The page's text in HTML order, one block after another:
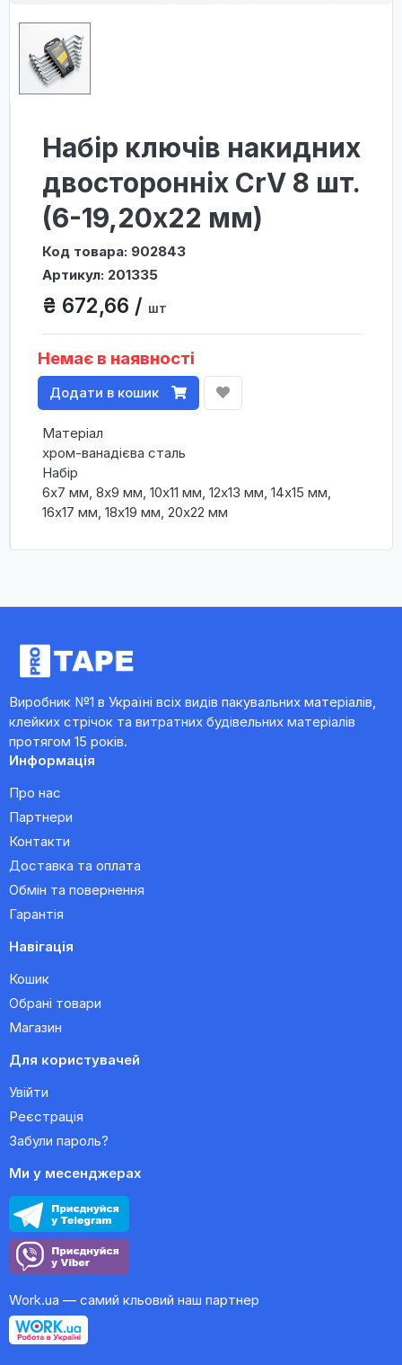
Набір ключів накидних
двосторонніх CrV 8 шт.
(6-19,20x22 мм)
Код товара: 902843
Артикул: 201335
₴ 672,66 / шт
Немає в наявності
Додати в кошик
Матеріал
хром-ванадієва сталь
Набір
6х7 мм, 8х9 мм, 10х11 мм, 12х13 мм, 14х15 мм,
16х17 мм, 18х19 мм, 20х22 мм
Виробник №1 в Україні всіх видів пакувальних матеріалів,
клейких стрічок та витратних будівельних матеріалів
протягом 15 років.
Информація
Про нас
Партнери
Контакти
Доставка та оплата
Обмін та повернення
Гарантія
Навігація
Кошик
Обрані товари
Магазин
Для користувачей
Увійти
Реєстрація
Забули пароль?
Ми у месенджерах
Work.ua — самий кльовий наш партнер